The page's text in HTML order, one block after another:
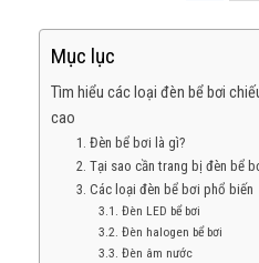
Mục lục
Tìm hiểu các loại đèn bể bơi
cao
1. Đèn bể bơi là gì?
2. Tại sao cần trang bị đèn bể
3. Các loại đèn bể bơi phổ biến
3.1. Đèn LED bể bơi
3.2. Đèn halogen bể bơi
3.3. Đèn âm nước